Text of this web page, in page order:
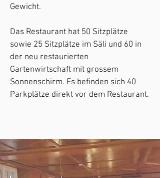
Gewicht.
Das Restaurant hat 50 Sitzplätze
sowie 25 Sitzplätze im Säli und 60 in
der neu restaurierten
Gartenwirtschaft mit grossem
Sonnenschirm. Es befinden sich 40
Parkplätze direkt vor dem Restaurant.